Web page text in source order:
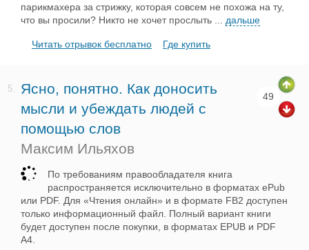
парикмахера за стрижку, которая совсем не похожа на ту,
что вы просили? Никто не хочет прослыть
дальше
Читать отрывок бесплатно Где купить
5.
Ясно, понятно. Как доносить
мысли и убеждать людей с
помощью слов
Максим Ильяхов
49
По требованиям правообладателя книга
распространяется исключительно в форматах ePub
или PDF. Для «Чтения онлайн» и в формате FB2 доступен
только информационный файл. Полный вариант книги
будет доступен после покупки, в форматах EPUB и PDF
A4.